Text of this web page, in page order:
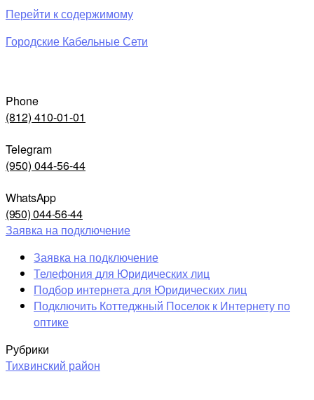
Перейти к содержимому
Городские Кабельные Сети
Phone
(812) 410-01-01
Telegram
(950) 044-56-44
WhatsApp
(950) 044-56-44
Заявка на подключение
Заявка на подключение
Телефония для Юридических лиц
Подбор интернета для Юридических лиц
Подключить Коттеджный Поселок к Интернету по
оптике
Рубрики
Тихвинский район